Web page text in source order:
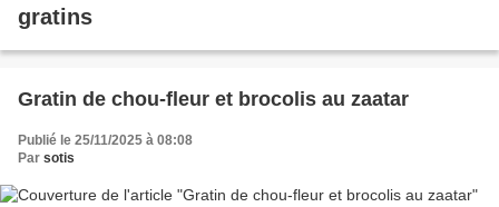
gratins
Gratin de chou-fleur et brocolis au zaatar
Publié le 25/11/2025 à 08:08
Par sotis